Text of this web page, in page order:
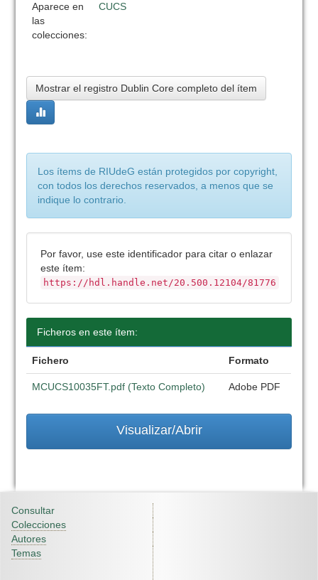
Aparece en
las
colecciones:
CUCS
Mostrar el registro Dublin Core completo del ítem
Los ítems de RIUdeG están protegidos por copyright,
con todos los derechos reservados, a menos que se
indique lo contrario.
Por favor, use este identificador para citar o enlazar
este ítem:
https://hdl.handle.net/20.500.12104/81776
Ficheros en este ítem:
Fichero Formato
MCUCS10035FT.pdf (Texto Completo) Adobe PDF
Visualizar/Abrir
Consultar
Colecciones
Autores
Temas